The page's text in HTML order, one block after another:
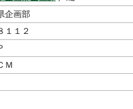
企画部
１１２
Ｍ